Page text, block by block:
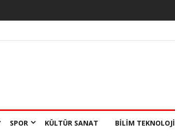
SPOR KÜLTÜR SANAT BILIM TEKNOLOJI